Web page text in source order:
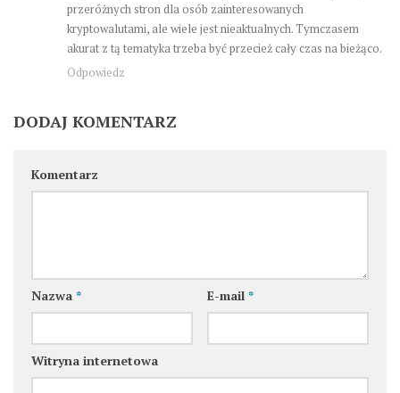
przeróżnych stron dla osób zainteresowanych
kryptowalutami, ale wiele jest nieaktualnych. Tymczasem
akurat z tą tematyka trzeba być przecież cały czas na bieżąco.
Odpowiedz
DODAJ KOMENTARZ
Komentarz
Nazwa * E-mail *
Witryna internetowa